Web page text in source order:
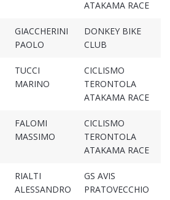
ATAKAMA RACE
GIACCHERINI
PAOLO
DONKEY BIKE
CLUB
TUCCI
MARINO
CICLISMO
TERONTOLA
ATAKAMA RACE
FALOMI
MASSIMO
CICLISMO
TERONTOLA
ATAKAMA RACE
RIALTI
ALESSANDRO
GS AVIS
PRATOVECCHIO